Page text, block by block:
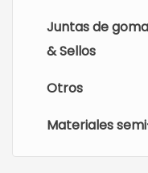
Juntas de
& Sellos
Otros
Materiales